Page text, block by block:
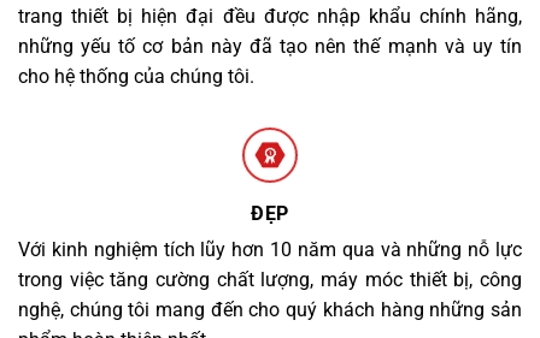
trang thiết bị hiện đại đều được nhập khẩu chính hãng,
những yếu tố cơ bản này đã tạo nên thế mạnh và uy tín
cho hệ thống của chúng tôi.
ĐẸP
Với kinh nghiệm tích lũy hơn 10 năm qua và những nỗ lực
trong việc tăng cường chất lượng, máy móc thiết bị, công
nghệ, chúng tôi mang đến cho quý khách hàng những sản